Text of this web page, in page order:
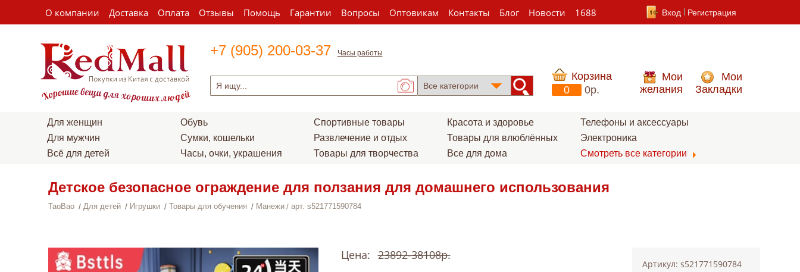
О компании Доставка Оплата Отзывы Помощь Гарантии Вопросы Оптовикам Контакты Блог Новости 1688 Вход Регистрация
+7 (905) 200-03-37 Часы работы
Корзина
0
0p.
Мои
желания
Мои
Закладки
Для женщин
Для мужчин
Всё для детей
Обувь
Сумки, кошельки
Часы, очки, украшения
Спортивные товары
Развлечение и отдых
Товары для творчества
Красота и здоровье
Товары для влюблённых
Все для дома
Телефоны и аксессуары
Электроника
Смотреть все категории
Детское безопасное ограждение для ползания для домашнего использования
TaoBao Для детей Игрушки Товары для обучения Манежи арт. s521771590784
Цена: 23892-38108р.
Артикул: s521771590784